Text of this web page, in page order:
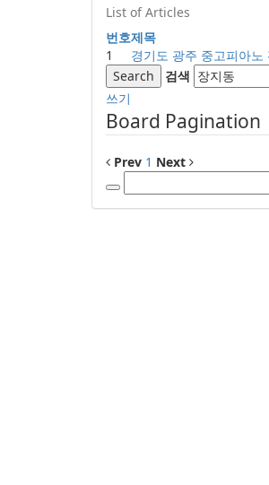
List of Articles
번호제목
1
경기도 광주 중고피아
Search
검색
쓰기
Board Pagination
Prev 1 Next